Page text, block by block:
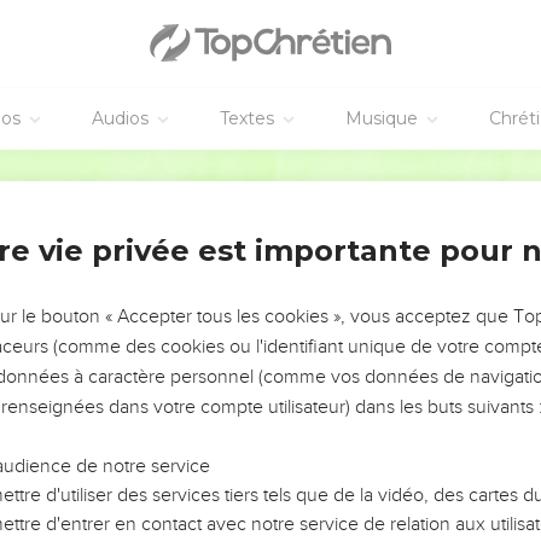
Audios Textes Musique
furent devenus plus puissants, ils ne parvinrent pas à les
ne réussirent pas à chasser les Cananéens habitant Quitron et
Zabulon qui leur imposa certains travaux.
;
s’installer parmi les Cananéens du pays.
réussirent pas à chasser les Cananéens habitant Beth-
leur imposèrent certains travaux.
les descendants de Dan dans la région montagneuse ; ils ne
donc à habiter Har-Hérès, Ayalon et Chaalbim. Mais plus
leur domination sur eux et leur imposèrent certains
des Amorites longeait le territoire des Édomites, en partant,
vie privée est importante pour
le bouton « Accepter tous les cookies », vous acceptez que
(comme des cookies ou l'identifiant unique de votre
à caractère personnel (comme vos données de
dans votre compte utilisateur) dans les buts suivants :
de notre service
d'utiliser des services tiers tels que de la vidéo, des cartes
d'entrer en contact avec notre service de relation aux